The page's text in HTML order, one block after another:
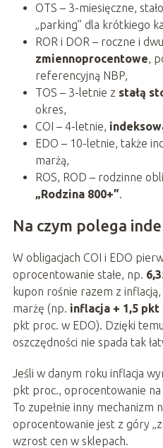
OTS – 3-miesięczne,
„parking” dla krótkiego
ROR i DOR – roczne i
zmiennoprocentowe,
referencyjną NBP,
TOS – 3-letnie z stałą
okres,
COI – 4-letnie,
EDO – 10-letnie, także
marżą,
ROS, ROD – rodzinne
„Rodzina 800+”.
Na czym polega
W obligacjach COI i EDO
oprocentowanie stałe, np.
kupon rośnie razem z
marżę (np. inflacja + 1,5 pkt
pkt proc. w EDO). Dzięki
oszczędności nie spada tak
Jeśli w danym roku inflacja
pkt proc., oprocentowanie
To zupełnie inny mechanizm
oprocentowanie jest z góry
wzrost cen w sklepach.